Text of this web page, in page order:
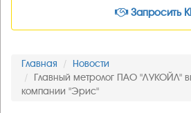
Запросить
Главная
Новости
Главный метролог ПАО "ЛУКОЙЛ"
компании "Эрис"